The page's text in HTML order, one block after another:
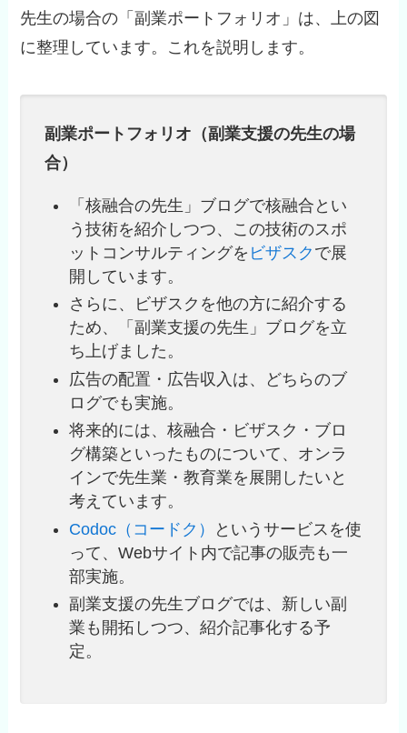
先生の場合の「副業ポートフォリオ」は、上の図
に整理しています。これを説明します。
副業ポートフォリオ（副業支援の先生の場
合）
「核融合の先生」ブログで核融合とい
う技術を紹介しつつ、この技術のスポ
ットコンサルティングを ビザスク で展
開しています。
さらに、ビザスクを他の方に紹介する
ため、「副業支援の先生」ブログを立
ち上げました。
広告の配置・広告収入は、どちらのブ
ログでも実施。
将来的には、核融合・ビザスク・ブロ
グ構築といったものについて、オンラ
インで先生業・教育業を展開したいと
考えています。
Codoc（コードク）
というサービスを使
って、Webサイト内で記事の販売も一
部実施。
副業支援の先生ブログでは、新しい副
業も開拓しつつ、紹介記事化する予
定。